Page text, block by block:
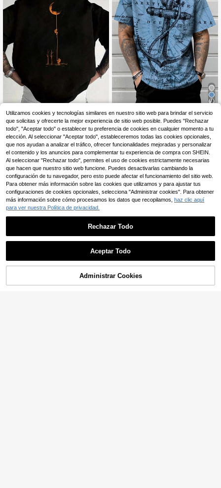
Camiseta de manga corta holgada
con estampado de moda para homb
res | Diseño exquisito | Esencial par
a el verano | Fácil de combinar, mue
stra tu estilo
12 ,22€
Camiseta de manga corta con cuell
o redondo y estampado de ancla y
mapa náutico para hombres de talla
grande
11,59€
COMPRAR AHORA AÑADIR A LA BOLSA
Utilizamos cookies y tecnologías similares en nuestro sitio web para brindar el servicio
que solicitas y ofrecerte la mejor experiencia de sitio web posible. Puedes "Rechazar
todo", "Aceptar todo" o establecer tu preferencia de cookies en cualquier momento a tu
elección. Al seleccionar "Aceptar todo", estableceremos todas las cookies opcionales,
que nos ayudan a analizar el tráfico, ofrecer funcionalidades mejoradas y personalizar
el contenido y los anuncios para complementar tu experiencia de compra con SHEIN.
Al seleccionar "Rechazar todo", permites el uso de cookies estrictamente necesarias
que hacen que nuestro sitio web funcione. Puedes desactivarlas cambiando la
configuración de tu navegador, pero esto puede afectar el funcionamiento del sitio web.
Para obtener más información sobre las cookies que utilizamos y para ajustar tus
configuraciones de cookies opcionales, selecciona "Administrar cookies". Para obtener
más información sobre cómo procesamos los datos que recopilamos, haz clic aquí
para ver nuestra Política de privacidad.
Rechazar Todo
Aceptar Todo
Administrar Cookies